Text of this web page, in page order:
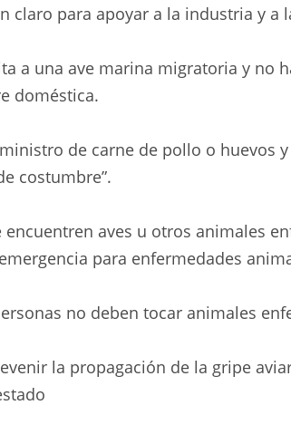
claro para apoyar a la industria y a
a una ave marina migratoria y no
doméstica.
de carne de pollo o huevos
costumbre”.
aves u otros animales
para enfermedades
no deben tocar animales
la propagación de la gripe